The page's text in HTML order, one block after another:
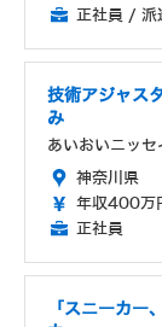
正社員 / 派
技術アジャス
み
あいおいニッ
神奈川県
年収400万
正社員
「スニーカ